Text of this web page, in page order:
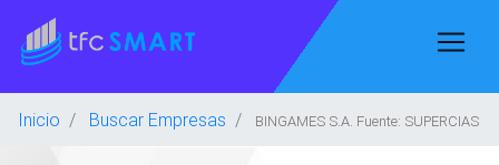
Inicio Buscar Empresas BINGAMES S.A. Fuente: SUPERCIAS